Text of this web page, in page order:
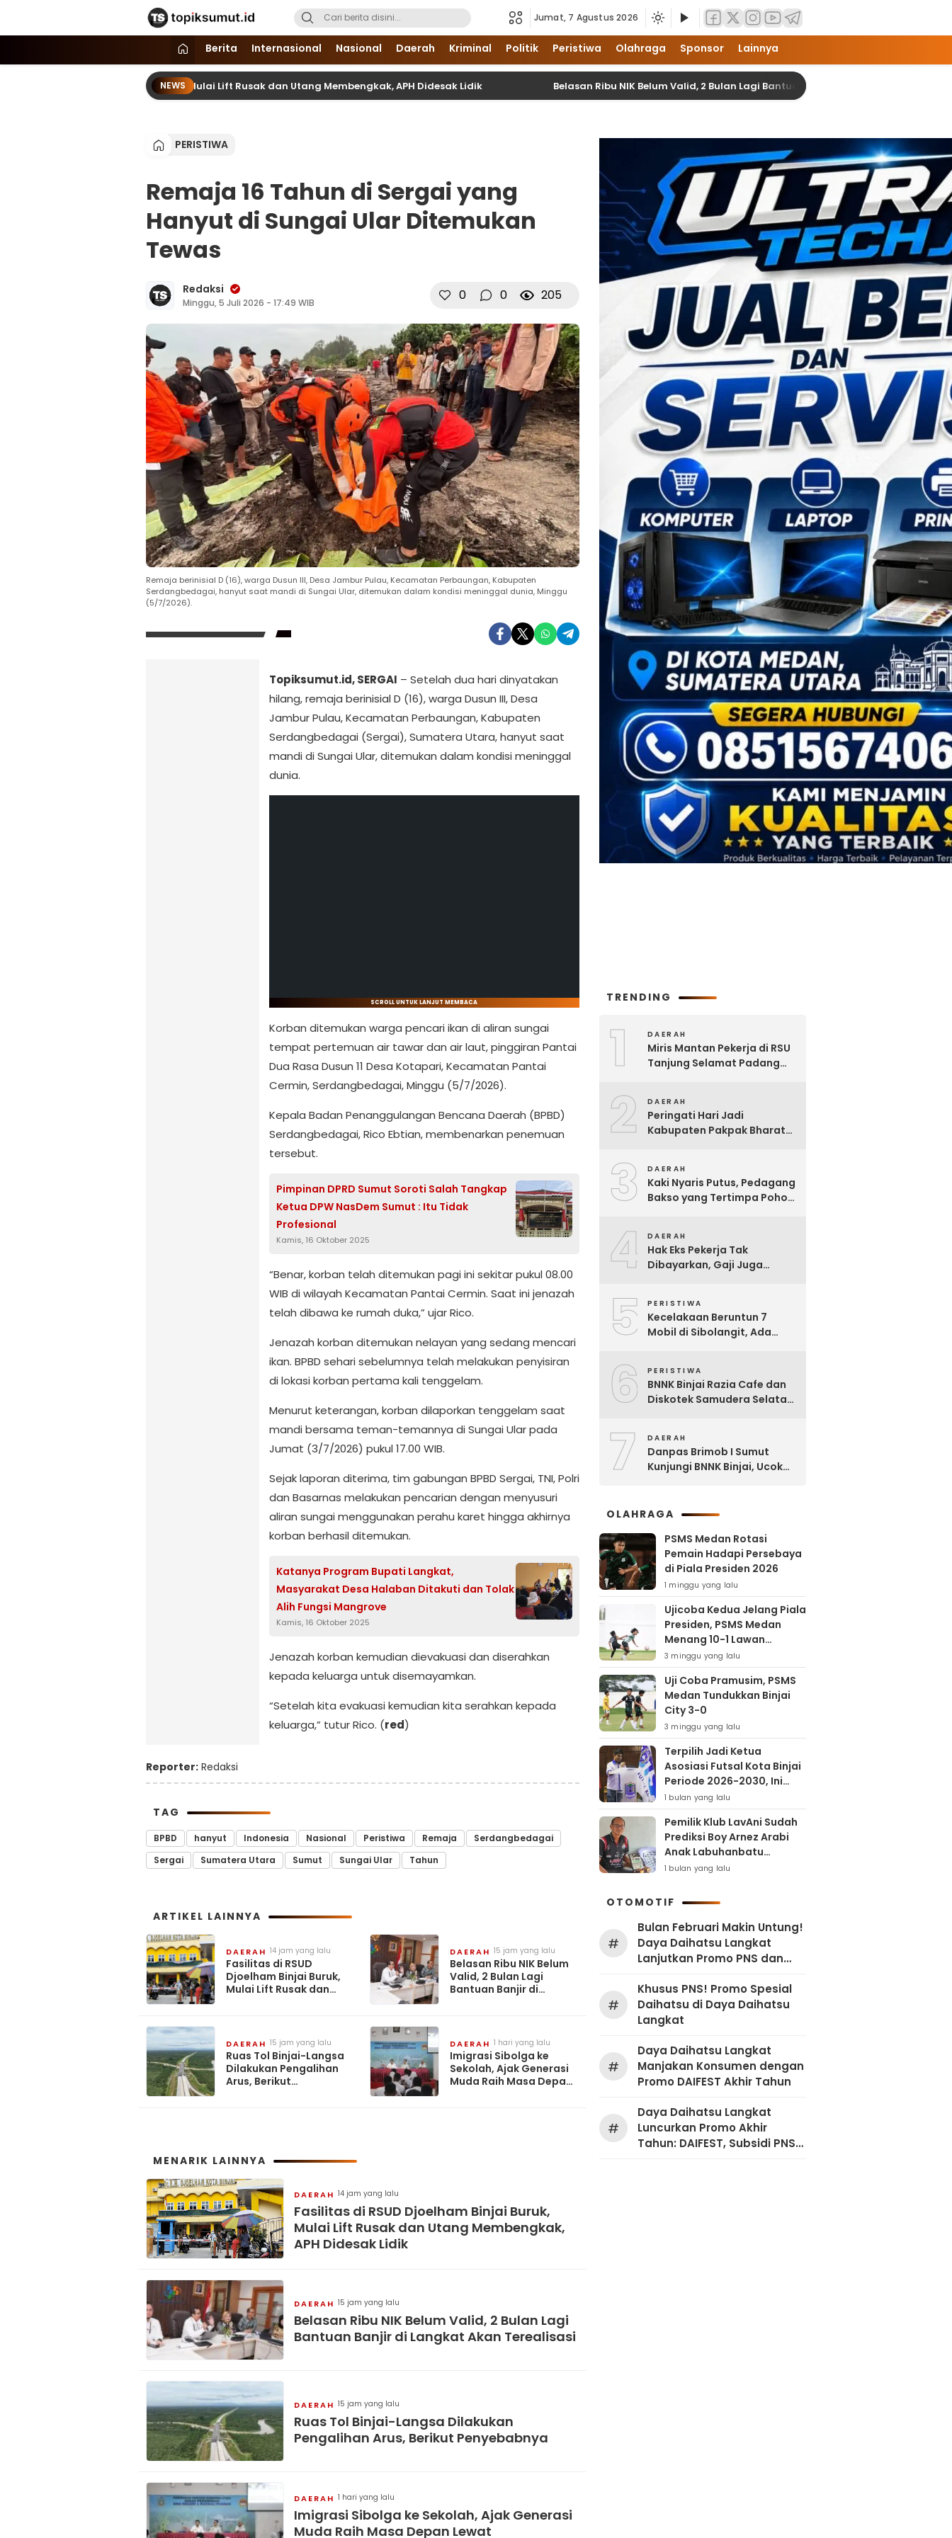
Topik Sumut
Memberitakan Seputar Informasi di Sumatera Utara dan Nasional
Jumat, 7 Agustus 2026
Berita Internasional Nasional Daerah Kriminal Politik Peristiwa Olahraga Sponsor Lainnya
NEWS
Djoelham Binjai Buruk, Mulai Lift Rusak dan Utang Membengkak, APH Didesak Lidik Belasan Ribu NIK Belum Valid, 2 Bulan Lagi Bantuan Banjir di Langkat Akan Terealisasi
PERISTIWA
Remaja 16 Tahun di Sergai yang
Hanyut di Sungai Ular Ditemukan
Tewas
Redaksi
Minggu, 5 Juli 2026 - 17:49 WIB 0 0 205
Remaja berinisial D (16), warga Dusun III, Desa Jambur Pulau, Kecamatan Perbaungan, Kabupaten
Serdangbedagai, hanyut saat mandi di Sungai Ular, ditemukan dalam kondisi meninggal dunia, Minggu
(5/7/2026).
Topiksumut.id, SERGAI – Setelah dua hari dinyatakan
hilang, remaja berinisial D (16), warga Dusun III, Desa
Jambur Pulau, Kecamatan Perbaungan, Kabupaten
Serdangbedagai (Sergai), Sumatera Utara, hanyut saat
mandi di Sungai Ular, ditemukan dalam kondisi meninggal
dunia.
SCROLL UNTUK LANJUT MEMBACA
Korban ditemukan warga pencari ikan di aliran sungai
tempat pertemuan air tawar dan air laut, pinggiran Pantai
Dua Rasa Dusun 11 Desa Kotapari, Kecamatan Pantai
Cermin, Serdangbedagai, Minggu (5/7/2026).
Kepala Badan Penanggulangan Bencana Daerah (BPBD)
Serdangbedagai, Rico Ebtian, membenarkan penemuan
tersebut.
Pimpinan DPRD Sumut Soroti Salah Tangkap
Ketua DPW NasDem Sumut : Itu Tidak
Profesional
Kamis, 16 Oktober 2025
“Benar, korban telah ditemukan pagi ini sekitar pukul 08.00
WIB di wilayah Kecamatan Pantai Cermin. Saat ini jenazah
telah dibawa ke rumah duka,” ujar Rico.
Jenazah korban ditemukan nelayan yang sedang mencari
ikan. BPBD sehari sebelumnya telah melakukan penyisiran
di lokasi korban pertama kali tenggelam.
Menurut keterangan, korban dilaporkan tenggelam saat
mandi bersama teman-temannya di Sungai Ular pada
Jumat (3/7/2026) pukul 17.00 WIB.
Sejak laporan diterima, tim gabungan BPBD Sergai, TNI, Polri
dan Basarnas melakukan pencarian dengan menyusuri
aliran sungai menggunakan perahu karet hingga akhirnya
korban berhasil ditemukan.
Katanya Program Bupati Langkat,
Masyarakat Desa Halaban Ditakuti dan Tolak
Alih Fungsi Mangrove
Kamis, 16 Oktober 2025
Jenazah korban kemudian dievakuasi dan diserahkan
kepada keluarga untuk disemayamkan.
“Setelah kita evakuasi kemudian kita serahkan kepada
keluarga,” tutur Rico. (red)
Reporter: Redaksi
TAG
BPBD hanyut Indonesia Nasional Peristiwa Remaja
Serdangbedagai
Sergai
Sumatera Utara Sumut Sungai Ular Tahun
ARTIKEL LAINNYA
DAERAH 14 jam yang lalu
Fasilitas di RSUD
Djoelham Binjai Buruk,
Mulai Lift Rusak dan
DAERAH 15 jam yang lalu
Belasan Ribu NIK Belum
Valid, 2 Bulan Lagi
Bantuan Banjir di
DAERAH 15 jam yang lalu
Ruas Tol Binjai-Langsa
Dilakukan Pengalihan
Arus, Berikut
DAERAH 1 hari yang lalu
Imigrasi Sibolga ke
Sekolah, Ajak Generasi
Muda Raih Masa Depan
MENARIK LAINNYA
DAERAH 14 jam yang lalu
Fasilitas di RSUD Djoelham Binjai Buruk,
Mulai Lift Rusak dan Utang Membengkak,
APH Didesak Lidik
DAERAH 15 jam yang lalu
Belasan Ribu NIK Belum Valid, 2 Bulan Lagi
Bantuan Banjir di Langkat Akan Terealisasi
DAERAH 15 jam yang lalu
Ruas Tol Binjai-Langsa Dilakukan
Pengalihan Arus, Berikut Penyebabnya
DAERAH 1 hari yang lalu
Imigrasi Sibolga ke Sekolah, Ajak Generasi
Muda Raih Masa Depan Lewat
TRENDING
1 DAERAH
Miris Mantan Pekerja di RSU
Tanjung Selamat Padang
2 DAERAH
Peringati Hari Jadi
Kabupaten Pakpak Bharat
dan Budaya
3 DAERAH
Kaki Nyaris Putus, Pedagang
Bakso yang Tertimpa Pohon
4 DAERAH
Hak Eks Pekerja Tak
Dibayarkan, Gaji Juga
5 PERISTIWA
Kecelakaan Beruntun 7
Mobil di Sibolangit, Ada
6 PERISTIWA
BNNK Binjai Razia Cafe dan
Diskotek Samudera Selatan,
7 DAERAH
Danpas Brimob I Sumut
Kunjungi BNNK Binjai, Ucok
OLAHRAGA
PSMS Medan Rotasi
Pemain Hadapi Persebaya
di Piala Presiden 2026
1 minggu yang lalu
Ujicoba Kedua Jelang Piala
Presiden, PSMS Medan
Menang 10-1 Lawan
Muspika FC
3 minggu yang lalu
Uji Coba Pramusim, PSMS
Medan Tundukkan Binjai
City 3-0
3 minggu yang lalu
Terpilih Jadi Ketua
Asosiasi Futsal Kota Binjai
Periode 2026-2030, Ini
Target Samha Putra
Husein
1 bulan yang lalu
Pemilik Klub LavAni Sudah
Prediksi Boy Arnez Arabi
Anak Labuhanbatu
Tembus Level Asia
1 bulan yang lalu
OTOMOTIF
#
Bulan Februari Makin Untung!
Daya Daihatsu Langkat
Lanjutkan Promo PNS dan
#
Khusus PNS! Promo Spesial
Daihatsu di Daya Daihatsu
Langkat
#
Daya Daihatsu Langkat
Manjakan Konsumen dengan
Promo DAIFEST Akhir Tahun
#
Daya Daihatsu Langkat
Luncurkan Promo Akhir
Tahun: DAIFEST, Subsidi PNS,